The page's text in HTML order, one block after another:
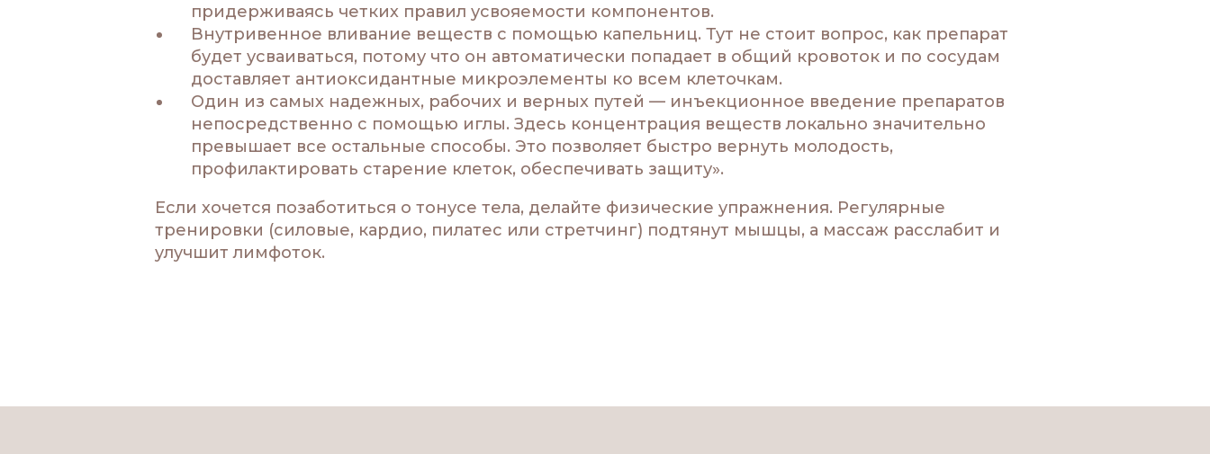
придерживаясь четких правил усвояемости компонентов.
Внутривенное вливание веществ с помощью капельниц. Тут не стоит вопрос, как препарат
будет усваиваться, потому что он автоматически попадает в общий кровоток и по сосудам
доставляет антиоксидантные микроэлементы ко всем клеточкам.
Один из самых надежных, рабочих и верных путей — инъекционное введение препаратов
непосредственно с помощью иглы. Здесь концентрация веществ локально значительно
превышает все остальные способы. Это позволяет быстро вернуть молодость,
профилактировать старение клеток, обеспечивать защиту».
Если хочется позаботиться о тонусе тела, делайте физические упражнения. Регулярные
тренировки (силовые, кардио, пилатес или стретчинг) подтянут мышцы, а массаж расслабит и
улучшит лимфоток.